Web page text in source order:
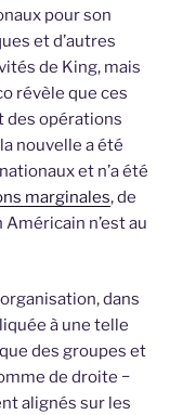
pour son
et d’autres
de King, mais
révèle que ces
des opérations
nouvelle a été
et n’a été
marginales, de
n’est au
dans
à une telle
des groupes et
de droite −
alignés sur les